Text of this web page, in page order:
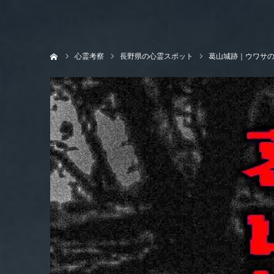
心霊考察 長野県の心霊スポット 葛山城跡｜ウワサ